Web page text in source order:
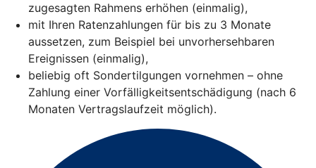
zugesagten Rahmens erhöhen (einmalig),
mit Ihren Ratenzahlungen für bis zu 3 Monate
aussetzen, zum Beispiel bei unvorhersehbaren
Ereignissen (einmalig),
beliebig oft Sondertilgungen vornehmen – ohne
Zahlung einer Vorfälligkeitsentschädigung (nach 6
Monaten Vertragslaufzeit möglich).